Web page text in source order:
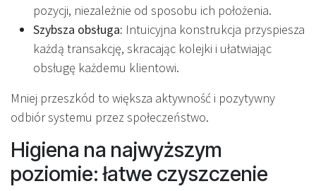
pozycji, niezależnie od sposobu ich położenia.
Szybsza obsługa: Intuicyjna konstrukcja przyspiesza
każdą transakcję, skracając kolejki i ułatwiając
obsługę każdemu klientowi.
Mniej przeszkód to większa aktywność i pozytywny
odbiór systemu przez społeczeństwo.
Higiena na najwyższym
poziomie: łatwe czyszczenie